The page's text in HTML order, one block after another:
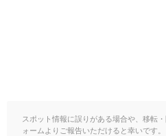
スポット情報に誤りがある場合や、移転
ォームよりご報告いただけると幸いです。